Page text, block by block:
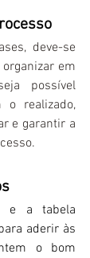
deve-se
em
possível
o realizado,
e garantir a
e a tabela
aderir às
o bom